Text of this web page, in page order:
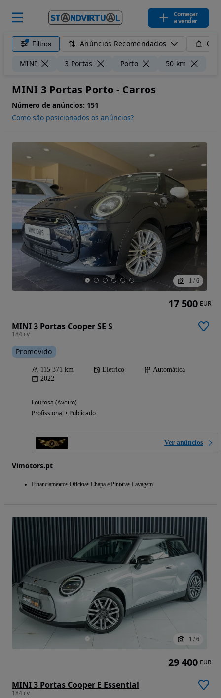
Começar
a vender
Filtros Anúncios Recomendados
MINI 3 Portas Porto 50 km
MINI 3 Portas Porto - Carros
Número de anúncios: 151
Como são posicionados os anúncios?
1 / 6
MINI 3 Portas Cooper SE S
184 cv
Promovido
115 371 km Elétrico
Automática
2022
Lourosa (Aveiro)
Profissional • Publicado
Ver anúncios
Vimotors.pt
Financiamento Oficina Chapa e Pintura Lavagem
17 500 EUR
1 / 6
MINI 3 Portas Cooper E Essential
184 cv
29 400 EUR